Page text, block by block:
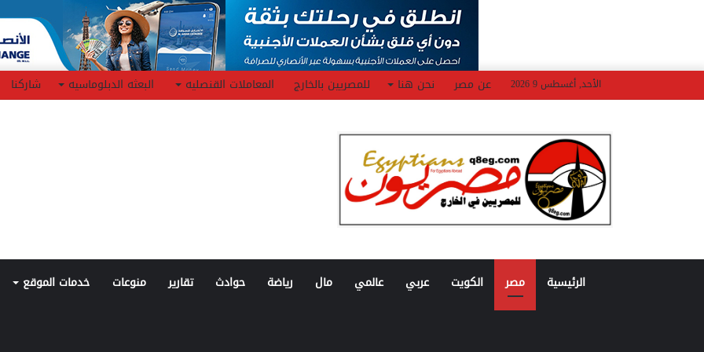
الأحد, أغسطس 9 2026 عن مصر نحن هنا للمصريين بالخارج المعاملات القنصليه البعثه الدبلوماسيه شاركنا
الرئيسية مصر الكويت عربي عالمي مال رياضة حوادث تقارير منوعات خدمات الموقع